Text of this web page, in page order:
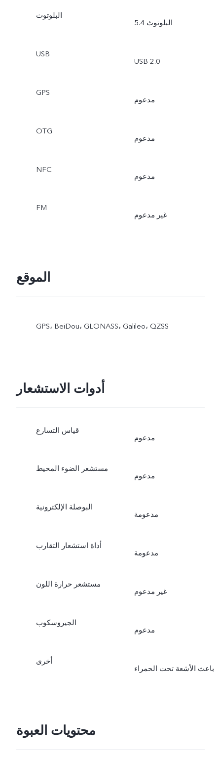
البلوتوث
البلوتوث 5.4
USB
USB 2.0
GPS
مدعوم
OTG
مدعوم
NFC
مدعوم
FM
غير مدعوم
الموقع
GPS،‏ BeiDou،‏ GLONASS،‏ Galileo،‏ QZSS
أدوات الاستشعار
قياس التسارع
مدعوم
مستشعر الضوء المحيط
مدعوم
البوصلة الإلكترونية
مدعومة
أداة استشعار التقارب
مدعومة
مستشعر حرارة اللون
غير مدعوم
الجيروسكوب
مدعوم
أخرى
باعث الأشعة تحت الحمراء
محتويات العبوة